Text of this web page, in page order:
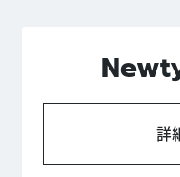
詳